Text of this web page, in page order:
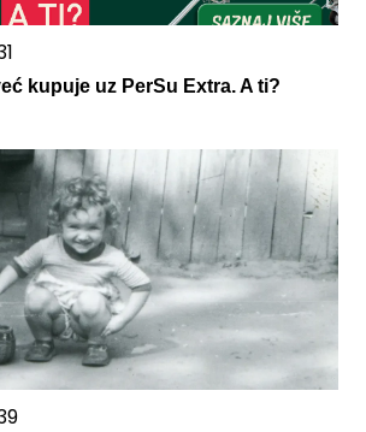
kupuje uz PerSu Extra. A ti?